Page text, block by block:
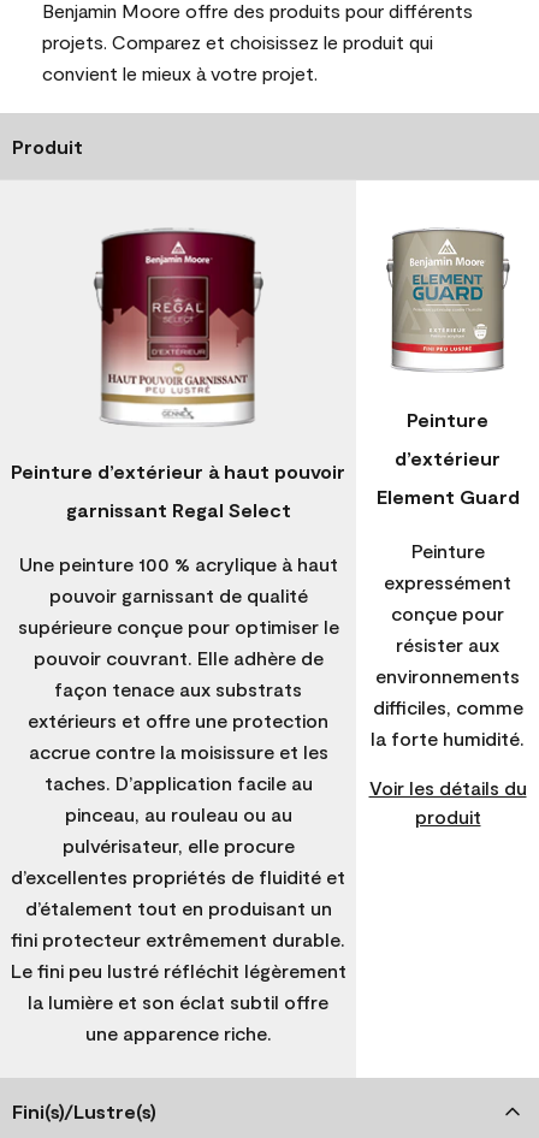
Benjamin Moore offre des produits pour différents
projets. Comparez et choisissez le produit qui
convient le mieux à votre projet.
Produit
Peinture d’extérieur à haut pouvoir
garnissant Regal Select
Une peinture 100 % acrylique à haut
pouvoir garnissant de qualité
supérieure conçue pour optimiser le
pouvoir couvrant. Elle adhère de
façon tenace aux substrats
extérieurs et offre une protection
accrue contre la moisissure et les
taches. D’application facile au
pinceau, au rouleau ou au
pulvérisateur, elle procure
d’excellentes propriétés de fluidité et
d’étalement tout en produisant un
fini protecteur extrêmement durable.
Le fini peu lustré réfléchit légèrement
la lumière et son éclat subtil offre
une apparence riche.
Peinture
d’extérieur
Element Guard
Peinture
expressément
conçue pour
résister aux
environnements
difficiles, comme
la forte humidité.
Voir les détails du
produit
Fini(s)/Lustre(s)